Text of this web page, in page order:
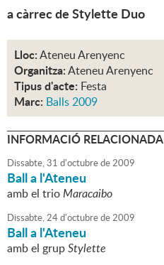
a càrrec de Stylette Duo
Lloc:Ateneu Arenyenc
Organitza:Ateneu Arenyenc
Tipus d'acte: Festa
Marc: Balls 2009
INFORMACIÓ RELACIONADA
Dissabte,31 d'octubrede2009
Ball a l'Ateneu
amb el trioMaracaibo
Dissabte,24d'octubrede2009
Ball a l'Ateneu
amb el grupStylette